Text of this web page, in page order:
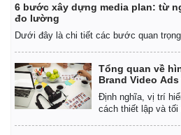
6 bước xây dựng media plan: từ
đo lường
Dưới đây là chi tiết các bước quan
Tổng quan về
Brand Video
Định nghĩa, vị trí
cách thiết lập và tối